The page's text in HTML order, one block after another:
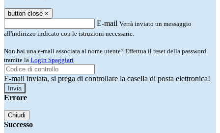
button close ×
E-mail Verrà inviato un messaggio
all'indirizzo indicato con le istruzioni necessarie.
Non hai una e-mail associata al nome utente? Effettua il reset della password
tramite la Login Spaggiari
E-mail inviata, si prega di controllare la casella di posta elettronica!
Errore
Chiudi
Successo